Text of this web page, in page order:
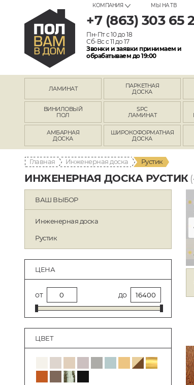
КОМПАНИЯ МЫ НА ТВ
+7 (863) 303 65
Пн-Пт с 10 до 18
Сб-Вс с 11 до 17
Звонки и заявки принимаем и
обрабатываем до 19:00
ЛАМИНАТ
ПАРКЕТНАЯ
ДОСКА
ВИНИЛОВЫЙ
ПОЛ
SPC
ЛАМИНАТ
АМБАРНАЯ
ДОСКА
ШИРОКОФОРМАТНАЯ
ДОСКА
Главная Инженерная доска Рустик
ИНЖЕНЕРНАЯ ДОСКА РУСТИК
ВАШ ВЫБОР
Инженерная доска
Рустик
ЦЕНА
от до
ЦВЕТ